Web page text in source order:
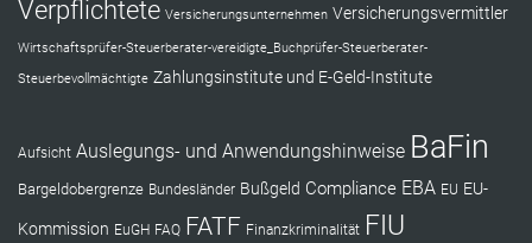
Verpflichtete Versicherungsunternehmen Versicherungsvermittler
Wirtschaftsprüfer-Steuerberater-vereidigte_Buchprüfer-Steuerberater-
Steuerbevollmächtigte Zahlungsinstitute und E-Geld-Institute
Aufsicht Auslegungs- und Anwendungshinweise BaFin
Bargeldobergrenze Bundesländer Bußgeld Compliance EBA EU EU-
Kommission EuGH FAQ FATF Finanzkriminalität FIU